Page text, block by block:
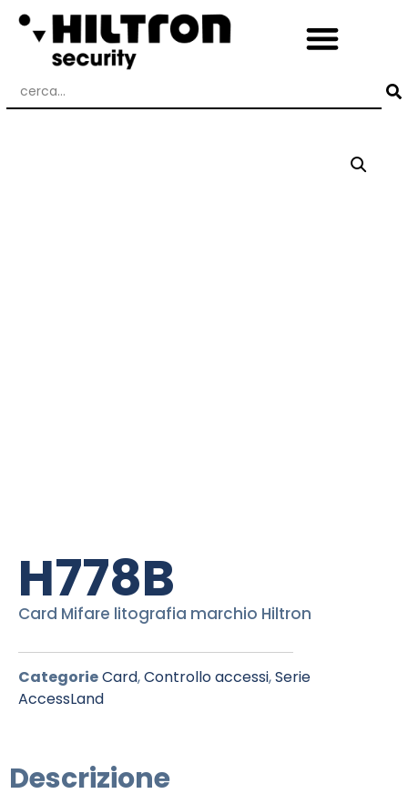
H778B
Card Mifare litografia marchio Hiltron
CategorieCard,Controllo accessi,Serie
AccessLand
Descrizione